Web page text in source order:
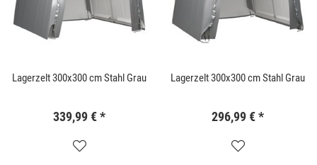
Lagerzelt 300x300 cm Stahl Grau
339,99 €*
Lagerzelt 300x300 cm Stahl Grau
296,99 €*